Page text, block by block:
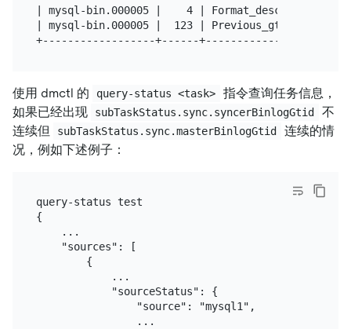
| mysql-bin.000005 |    4 | Format_desc
| mysql-bin.000005 |  123 | Previous_gtids |
使用 dmctl 的 query-status <task>
指令查询任务信息，
如果已经出现
subTaskStatus.sync.syncerBinlogGtid
不
连续但
subTaskStatus.sync.masterBinlogGtid
连续的情
况，例如下述例子：
query-status test
{
    ...
    "sources": [
        {
            ...
            "sourceStatus": {
                "source": "mysql1",
                ...